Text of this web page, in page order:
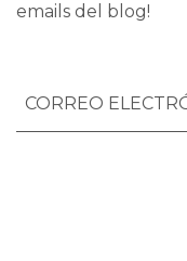
emails del blog!